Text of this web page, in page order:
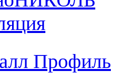
Профиль